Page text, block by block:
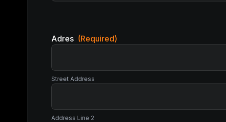
Adres (Required)
Street Address
Address Line 2